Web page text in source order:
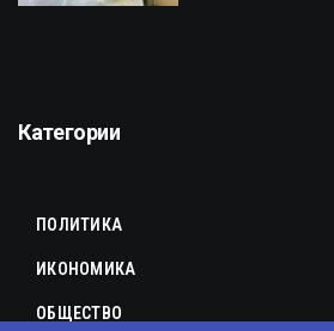
Категории
ПОЛИТИКА
ИКОНОМИКА
ОБЩЕСТВО